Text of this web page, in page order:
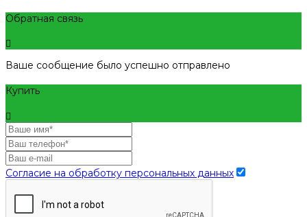
Обратная связь
Ваше сообщение было успешно отправлено
Купить
Согласие на обработку персональных данных